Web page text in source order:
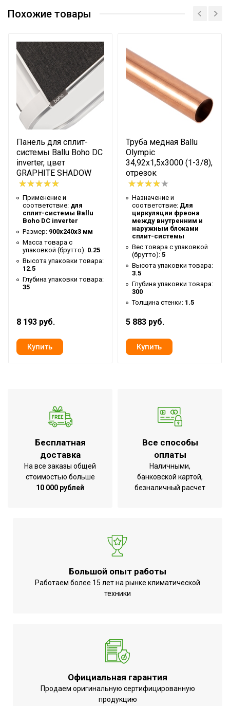
соответствие
внутренним и наружным блоками
Вес товара с
упаковкой
(брутто)
3.6
Высота
упаковки
товара
Глубина
товара
Толщина
стенки
1.5
Цвет корпуса
Ширина
упаковки
товара
3.5
Бренд
Ballu
Гарантийный
срок
Средняя (Olympic)
товара
Глубина
товара
Количество в
упаковке
соединения
(нетто)
3.6
Медная
Кондиционирование
трубы
34,92
Похожие товары
Панель для сплит-
системы Ballu Boho DC
inverter, цвет
GRAPHITE SHADOW
Применение и
соответствие: для
сплит-системы Ballu
Boho DC inverter
Размер: 900х240х3 мм
Масса товара с
упаковкой (брутто): 0.25
Высота упаковки товара:
12.5
Глубина упаковки товара:
35
8 193 руб.
Труба медная Ballu
Olympic
34,92х1,5х3000 (1-3/8),
отрезок
Назначение и
соответствие: Для
циркуляции фреона
между внутренним и
наружным блоками
сплит-системы
Вес товара с упаковкой
(брутто): 5
Высота упаковки товара:
3.5
Глубина упаковки товара:
300
Толщина стенки: 1.5
5 883 руб.
Бесплатная
доставка
На все заказы общей
стоимостью больше
10 000 рублей
Все способы
оплаты
Наличными,
банковской картой,
безналичный расчет
Большой опыт работы
Работаем более 15 лет на рынке климатической
техники
Официальная гарантия
Продаем оригинальную сертифицированную
продукцию